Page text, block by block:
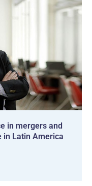
in mergers and
in Latin America